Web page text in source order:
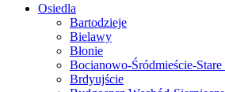
Osiedla
Bartodzieje
Bielawy
Błonie
Bocianowo-Śródmieście-
Brdyujście